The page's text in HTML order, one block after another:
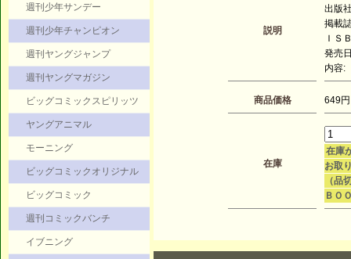
週刊少年サンデー
週刊少年チャンピオン
週刊ヤングジャンプ
週刊ヤングマガジン
ビッグコミックスピリッツ
ヤングアニマル
モーニング
ビッグコミックオリジナル
ビッグコミック
週刊コミックバンチ
イブニング
説明
出版
掲載
ＩＳ
発売
内容:
商品価格 649円
在庫
在庫
お取
（品
ＢＯ